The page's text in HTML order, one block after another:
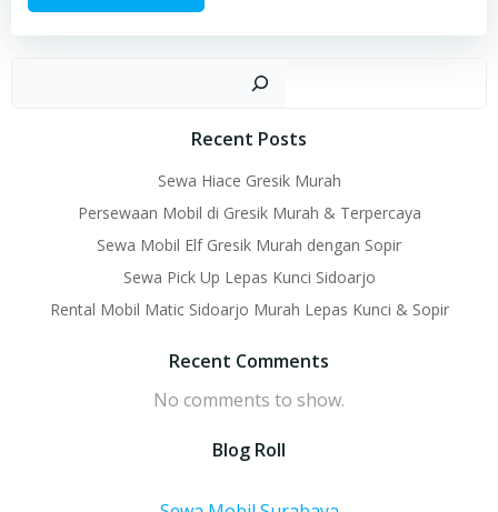
Recent Posts
Sewa Hiace Gresik Murah
Persewaan Mobil di Gresik Murah & Terpercaya
Sewa Mobil Elf Gresik Murah dengan Sopir
Sewa Pick Up Lepas Kunci Sidoarjo
Rental Mobil Matic Sidoarjo Murah Lepas Kunci & Sopir
Recent Comments
No comments to show.
Blog Roll